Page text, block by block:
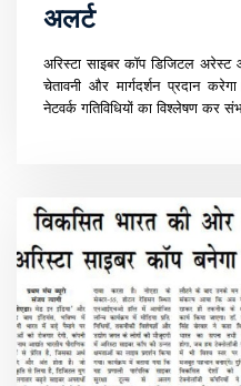
अलर्ट
अरिस्टा साइबर कॉप डिजिटल
चेतावनी और मार्गदर्शन प्रदान
नेटवर्क गतिविधियों का विश्लेषण कर